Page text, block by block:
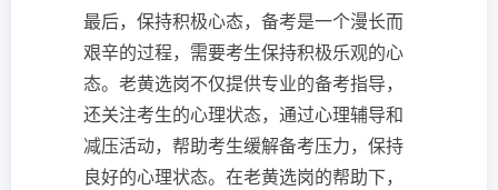
最后，保持积极心态，备考是一个漫长而
艰辛的过程，需要考生保持积极乐观的心
态。老黄选岗不仅提供专业的备考指导，
还关注考生的心理状态，通过心理辅导和
减压活动，帮助考生缓解备考压力，保持
良好的心理状态。在老黄选岗的帮助下，